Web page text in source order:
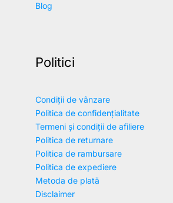
Blog
Politici
Condiții de vânzare
Politica de confidențialitate
Termeni și condiții de afiliere
Politica de returnare
Politica de rambursare
Politica de expediere
Metoda de plată
Disclaimer